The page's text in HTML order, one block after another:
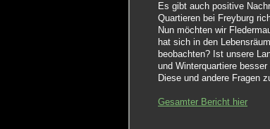
Es gibt auch positive
Quartieren bei Freyburg
Nun möchten wir
hat sich in den
beobachten? Ist unsere
und Winterquartiere
Diese und andere Fragen
Gesamter Bericht hier